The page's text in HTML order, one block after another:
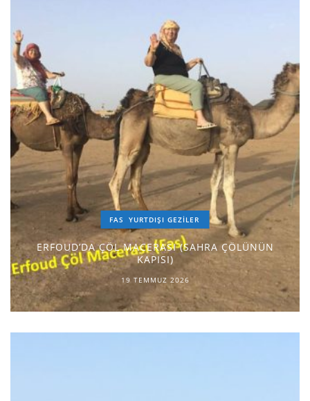
FAS YURTDIŞI GEZILER
ERFOUD’DA ÇÖL MACERASI (SAHRA ÇÖLÜNÜN
KAPISI)
19 TEMMUZ 2026